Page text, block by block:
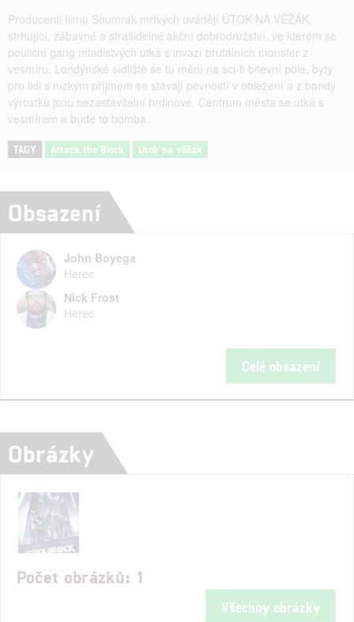
Producenti filmu Soumrak mrtvých uvádějí ÚTOK NA VĚŽÁK,
strhující, zábavné a strašidelné akční dobrodružství, ve kterém se
pouliční gang mladistvých utká s invazí brutálních monster z
vesmíru. Londýnské sídliště se tu mění na sci-fi bitevní pole, byty
pro lidi s nízkým příjmem se stávají pevností v obležení a z bandy
výrostků jsou nezastavitelní hrdinové. Centrum města se utká s
vesmírem a bude to bomba.
TAGY Attack the Block Útok na věžák
Obsazení
John Boyega
Herec
Nick Frost
Herec
Celé obsazení
Obrázky
Počet obrázků: 1
Všechny obrázky